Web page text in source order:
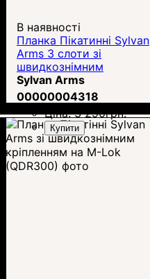
В наявності
Планка Пікатинні Sylvan
Arms 3 слоти зі
швидкознімним
кріпленням на M-Lok
(QDR100)
Sylvan Arms
00000004318
Ціна:3 290грн.
Купити